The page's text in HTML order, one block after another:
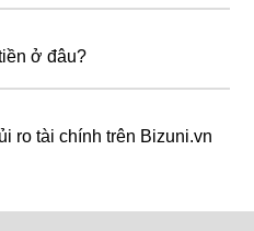
ở đâu?
ro tài chính trên Bizuni.vn